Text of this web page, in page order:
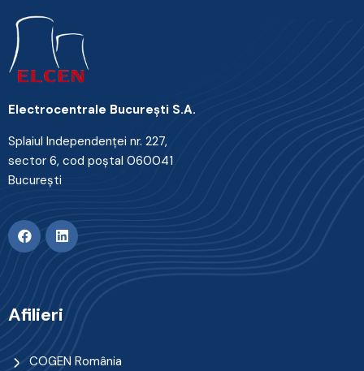
Electrocentrale Bucureşti S.A.
Splaiul Independenţei nr. 227,
sector 6, cod poştal 060041
Bucureşti
Afilieri
COGEN România